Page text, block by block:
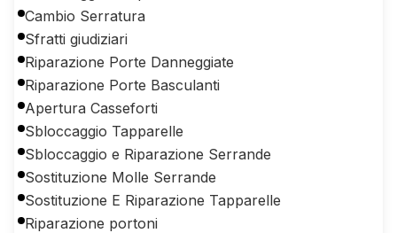
Cambio Serratura
Sfratti giudiziari
Riparazione Porte Danneggiate
Riparazione Porte Basculanti
Apertura Casseforti
Sbloccaggio Tapparelle
Sbloccaggio e Riparazione Serrande
Sostituzione Molle Serrande
Sostituzione E Riparazione Tapparelle
Riparazione portoni